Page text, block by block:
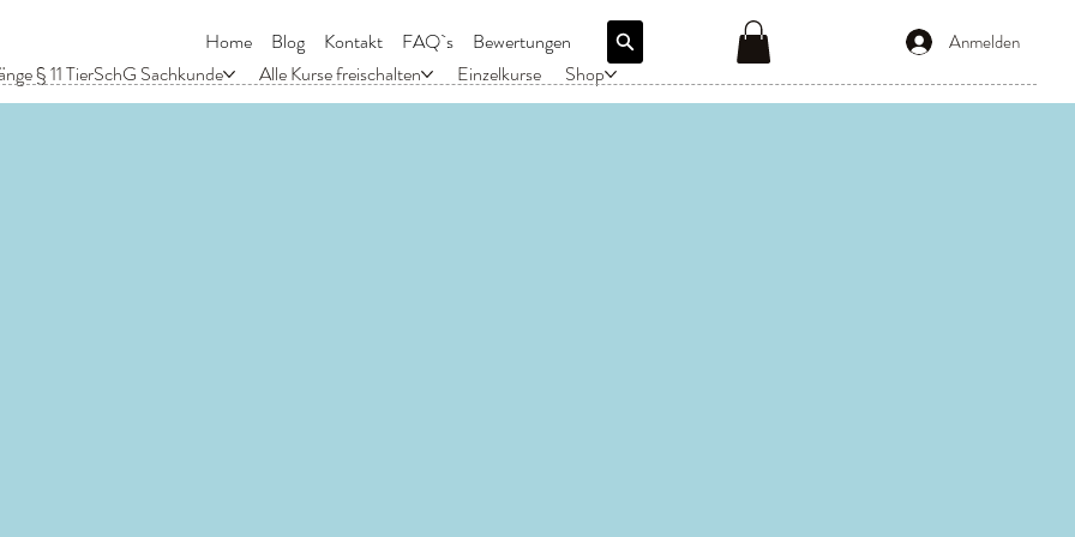
§ 11 TierSchG Sachkunde Alle Kurse freischalten Einzelkurse Shop
Anmelden
Home Blog Kontakt FAQ`s Bewertungen